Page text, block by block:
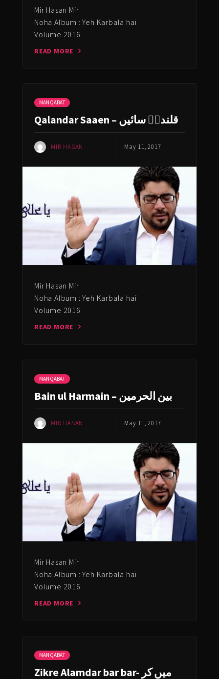
Mir Hasan Mir
Noha Album : Yeh Karbala hai
Volume 2016
READ MORE
MANQABAT
Qalandar Saaen – قلندرؒ سائیں
MIR HASAN May 11, 2017
Mir Hasan Mir
Noha Album : Yeh Karbala hai
Volume 2016
READ MORE
MANQABAT
Bain ul Harmain – بین الحرمین
MIR HASAN May 11, 2017
Mir Hasan Mir
Noha Album : Yeh Karbala hai
Volume 2016
READ MORE
MANQABAT
Zikre Alamdar bar bar- میں کر